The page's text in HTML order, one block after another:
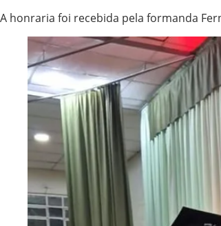
A honraria foi recebida pela formanda